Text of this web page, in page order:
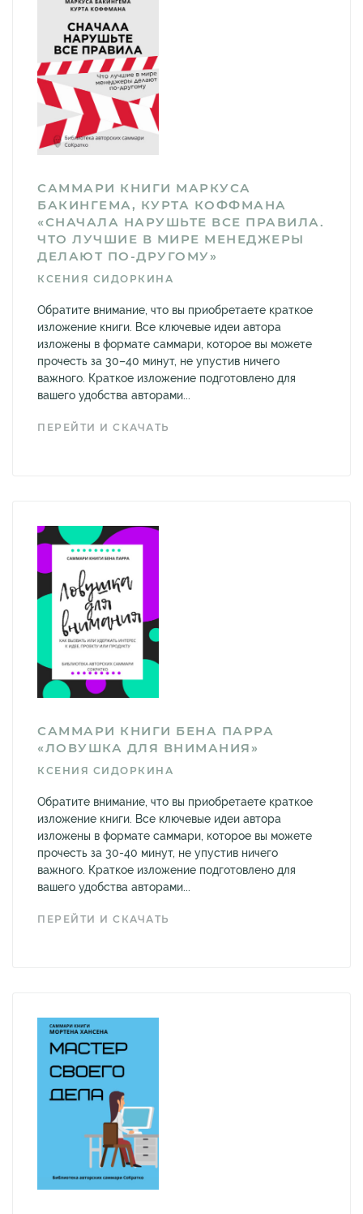
САММАРИ КНИГИ МАРКУСА
БАКИНГЕМА, КУРТА КОФФМАНА
«СНАЧАЛА НАРУШЬТЕ ВСЕ ПРАВИЛА.
ЧТО ЛУЧШИЕ В МИРЕ МЕНЕДЖЕРЫ
ДЕЛАЮТ ПО-ДРУГОМУ»
КСЕНИЯ СИДОРКИНА
Обратите внимание, что вы приобретаете краткое
изложение книги. Все ключевые идеи автора
изложены в формате саммари, которое вы можете
прочесть за 30–40 минут, не упустив ничего
важного. Краткое изложение подготовлено для
вашего удобства авторами...
ПЕРЕЙТИ И СКАЧАТЬ
САММАРИ КНИГИ БЕНА ПАРРА
«ЛОВУШКА ДЛЯ ВНИМАНИЯ»
КСЕНИЯ СИДОРКИНА
Обратите внимание, что вы приобретаете краткое
изложение книги. Все ключевые идеи автора
изложены в формате саммари, которое вы можете
прочесть за 30-40 минут, не упустив ничего
важного. Краткое изложение подготовлено для
вашего удобства авторами...
ПЕРЕЙТИ И СКАЧАТЬ